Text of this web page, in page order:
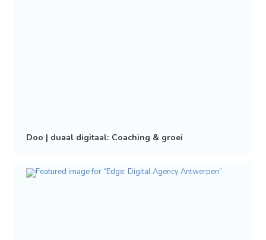
Doo | duaal digitaal: Coaching & groei